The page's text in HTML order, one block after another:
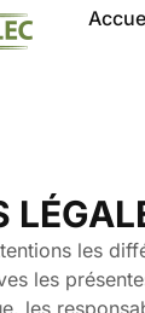
les
les
les